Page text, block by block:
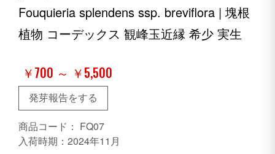
Fouquieria splendens ssp. breviflora | 塊根
植物 コーデックス 観峰玉近縁 希少 実生
￥700 ～ ￥5,500
発芽報告をする
商品コード： FQ07
入荷時期：2024年11月